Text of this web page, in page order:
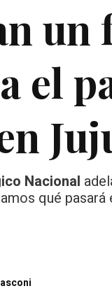
un
el
Nacional
qué pasará